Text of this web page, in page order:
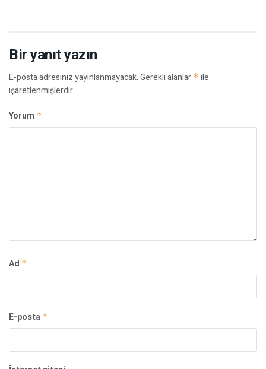
Bir yanıt yazın
E-posta adresiniz yayınlanmayacak.Gerekli alanlar * ile
işaretlenmişlerdir
Yorum *
Ad *
E-posta *